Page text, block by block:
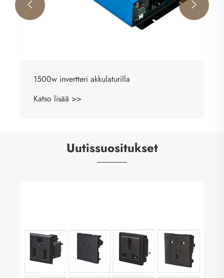
1500w invertteri akkulaturilla
Katso lisää >>
 
Uutissuositukset